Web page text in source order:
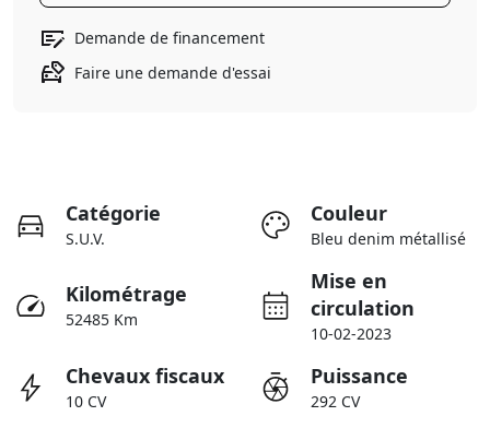
Demande de financement
Faire une demande d'essai
Catégorie
S.U.V.
Couleur
Bleu denim métallisé
Kilométrage
52485 Km
Mise en
circulation
10-02-2023
Chevaux fiscaux
10 CV
Puissance
292 CV